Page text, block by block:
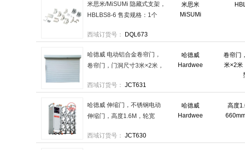
米思米
MiSUMi
米思米/MiSUMi 隐藏式支架，
HBLBS8-6 售卖规格：1个
西域订货号： DQL673
哈德威
Hardwee
卷帘门
米×2米
哈德威 电动铝合金卷帘门，
卷帘门，门洞尺寸3米×2米，
西域订货号： JCT631
哈德威
Hardwee
高度
哈德威 伸缩门，不锈钢电动
伸缩门，高度1.6M，轮宽
1件
西域订货号： JCT630